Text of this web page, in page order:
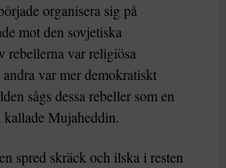
organisera sig på
mot den sovjetiska
rebellerna var religiösa
var mer demokratiskt
sågs dessa rebeller som en
kallade Mujaheddin.
spred skräck och ilska i resten